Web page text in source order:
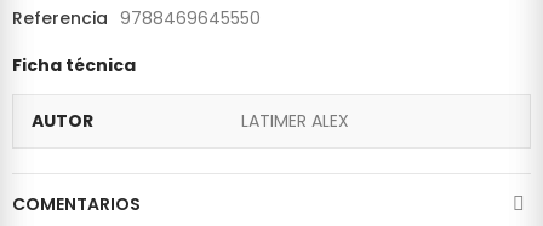
Referencia 9788469645550
Ficha técnica
AUTOR LATIMER ALEX
COMENTARIOS